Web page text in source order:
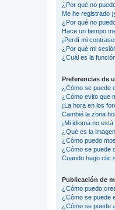
¿Por qué no
Me he registrado
¿Por qué no
Hace un tiempo
¡Perdí mi
¿Por qué mi
¿Cuál es la
Preferencias de
¿Cómo se puede
¿Cómo evito que
¡La hora en los
Cambié la zona
¡Mi idioma no está
¿Qué es la
¿Cómo puedo
¿Cómo se puede
Cuando hago clic
Publicación de
¿Cómo puedo
¿Cómo se puede
¿Cómo se puede